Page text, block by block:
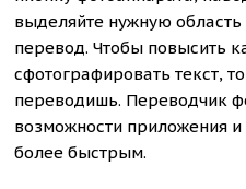
выделяйте нужную
перевод. Чтобы повысить
сфотографировать текст,
переводишь. Переводчик
возможности приложения
более быстрым.